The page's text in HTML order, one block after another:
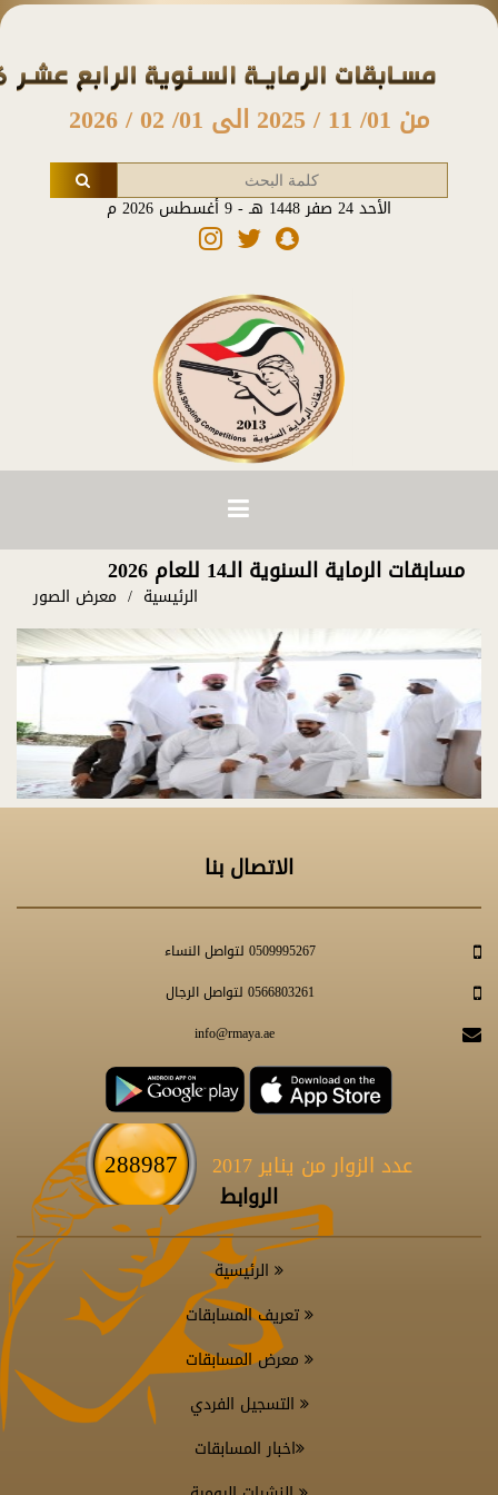
من 01/ 11 / 2025 الى 01/ 02 / 2026
الأحد 24 صفر 1448 هـ - 9 أغسطس 2026 م
مسابقات الرماية السنوية الـ14 للعام 2026
الرئيسية معرض الصور
الاتصال بنا
0509995267 لتواصل النساء
0566803261 لتواصل الرجال
info@rmaya.ae
عدد الزوار من يناير 2017 288987
الروابط
الرئيسية
تعريف المسابقات
معرض المسابقات
التسجيل الفردي
اخبار المسابقات